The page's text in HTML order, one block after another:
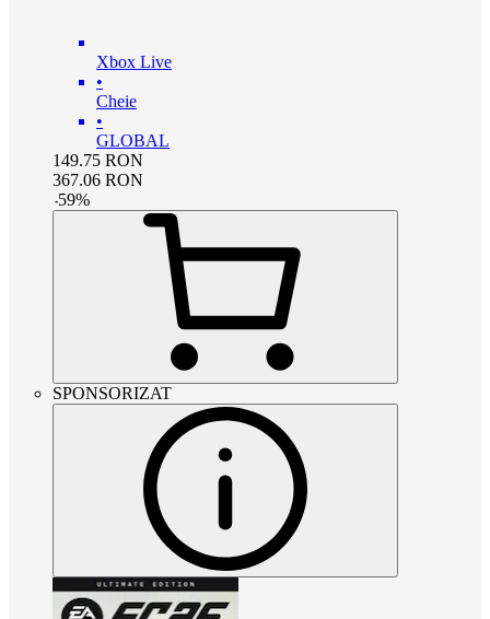
Xbox Live
•
Cheie
•
GLOBAL
149.75 RON
367.06 RON
-59%
SPONSORIZAT